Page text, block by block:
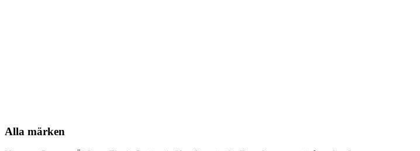
Alla märken